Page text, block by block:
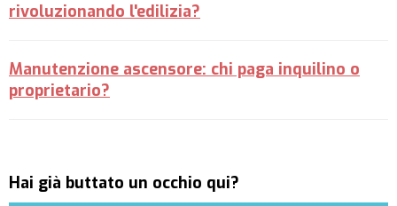
rivoluzionando l'edilizia?
Manutenzione ascensore: chi paga inquilino o
proprietario?
Hai già buttato un occhio qui?